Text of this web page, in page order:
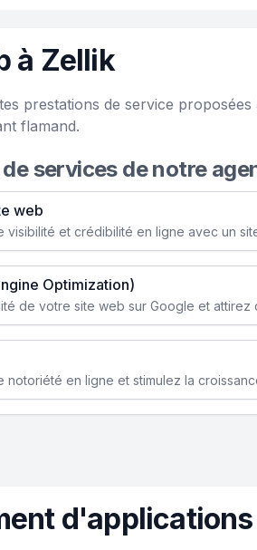
à Zellik
prestations de service
flamand.
services de notre
web
Optimization)